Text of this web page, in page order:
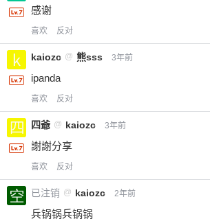
感谢
喜欢 反对
kaiozc @ 熊sss 3年前
ipanda
喜欢 反对
四爺 @ kaiozc 3年前
謝謝分享
喜欢 反对
已注销 @ kaiozc 2年前
兵锅锅兵锅锅